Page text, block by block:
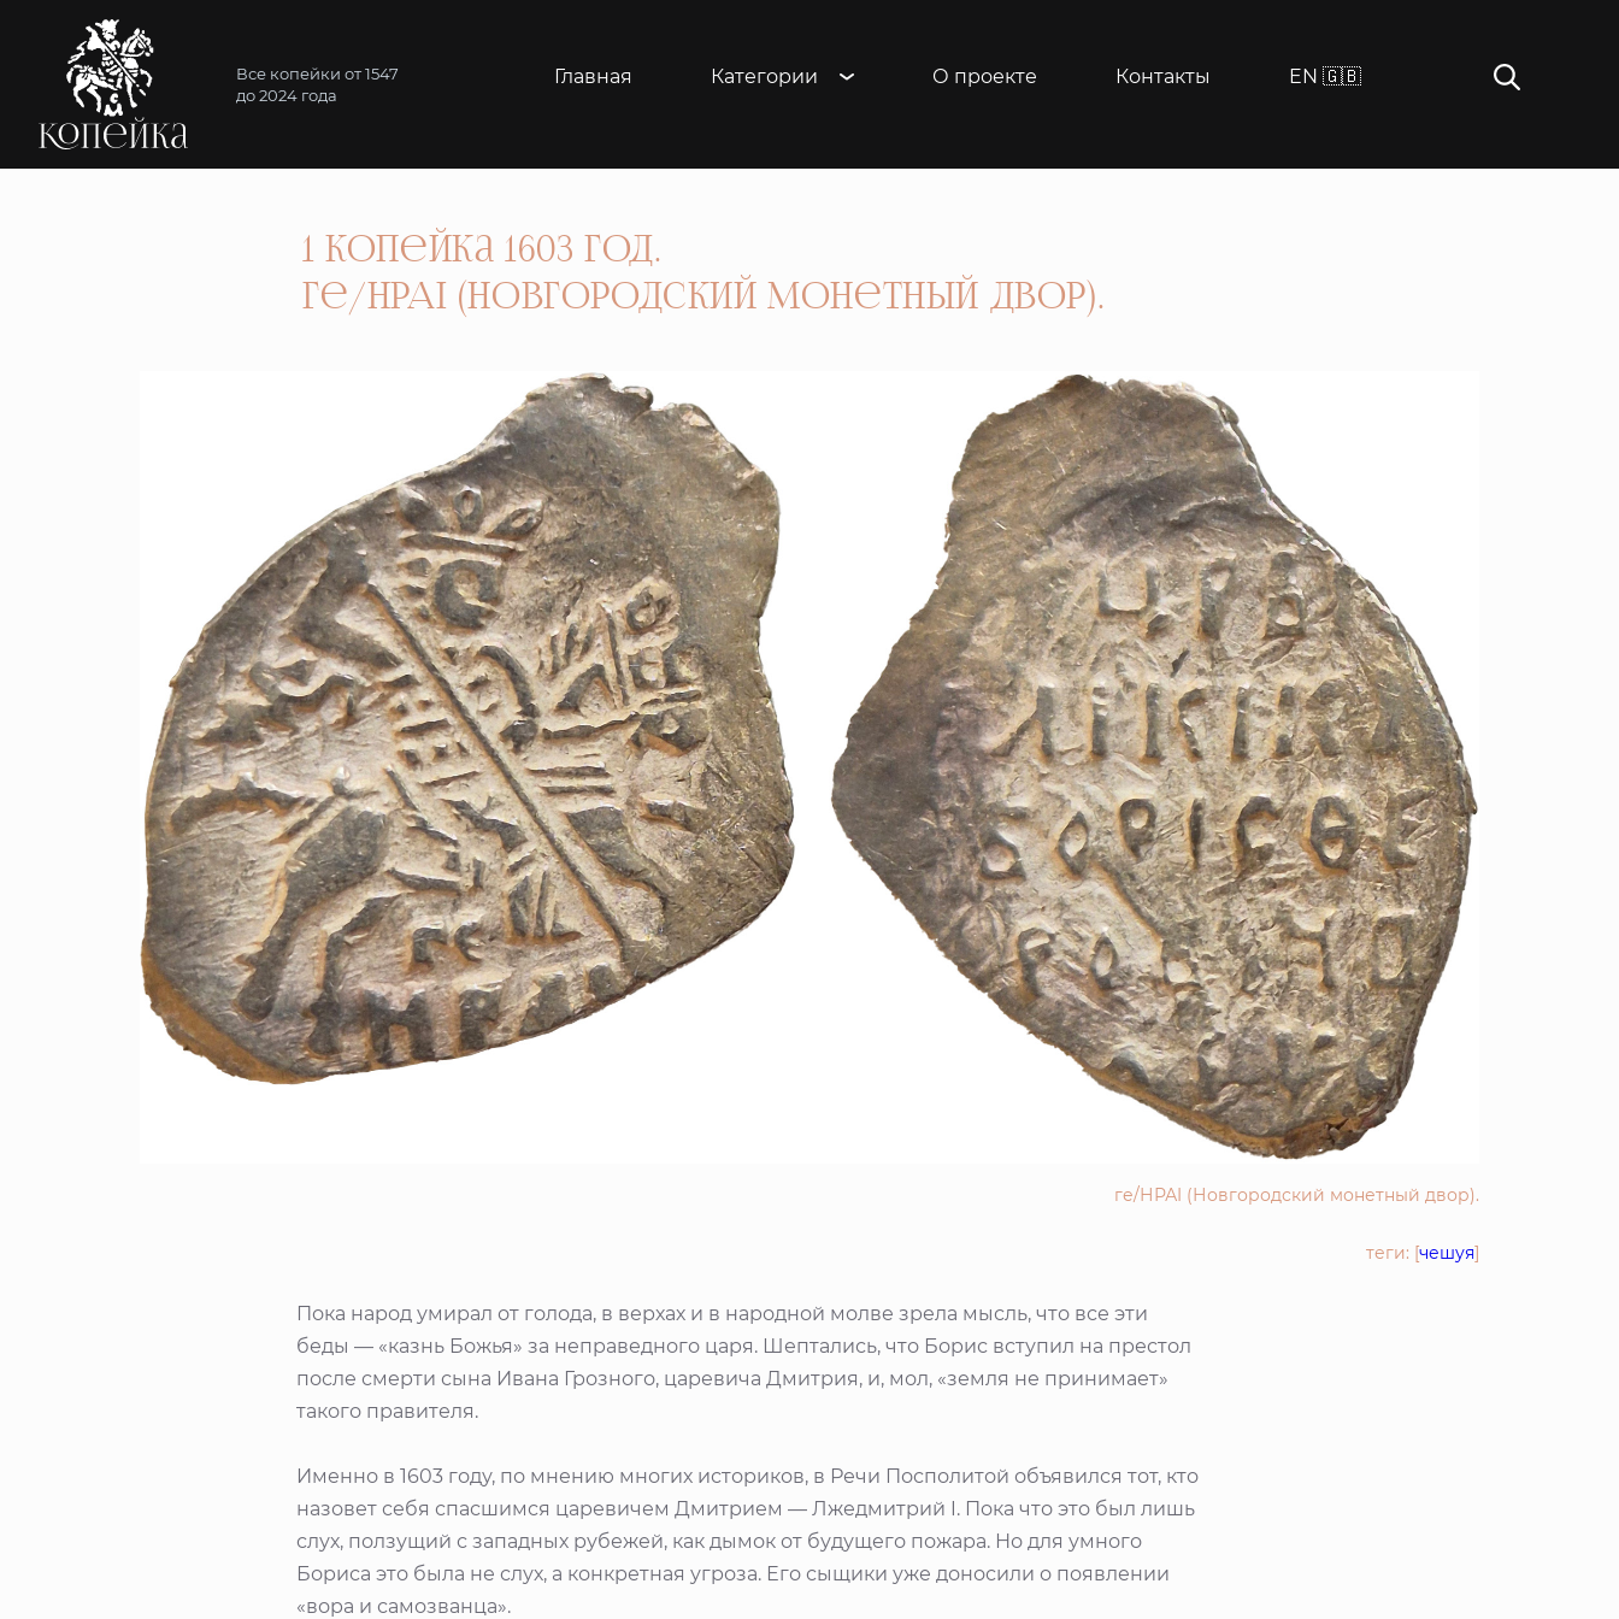
Все копейки от 1547
до 2024 года
Главная Категории О проекте Контакты EN 🇬🇧
1 Копейка 1603 год.
ге/НРАI (Новгородский монетный двор).
ге/НРАI (Новгородский монетный двор).
теги: [чешуя]
Пока народ умирал от голода, в верхах и в народной молве зрела мысль, что все эти
беды — «казнь Божья» за неправедного царя. Шептались, что Борис вступил на престол
после смерти сына Ивана Грозного, царевича Дмитрия, и, мол, «земля не принимает»
такого правителя.
Именно в 1603 году, по мнению многих историков, в Речи Посполитой объявился тот, кто
назовет себя спасшимся царевичем Дмитрием — Лжедмитрий I. Пока что это был лишь
слух, ползущий с западных рубежей, как дымок от будущего пожара. Но для умного
Бориса это была не слух, а конкретная угроза. Его сыщики уже доносили о появлении
«вора и самозванца».